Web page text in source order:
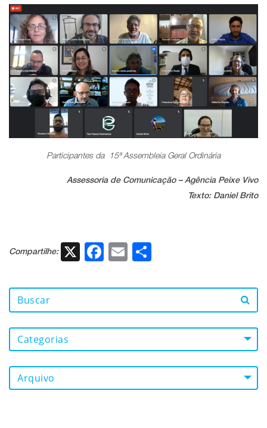
Participantes da 15ª Assembleia Geral Ordinária
Assessoria de Comunicação – Agência Peixe Vivo
Texto: Daniel Brito
Compartilhe: X Facebook
Email
Categorias
Arquivo